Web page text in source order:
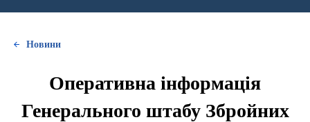
Новини
Оперативна інформація
Генерального штабу Збройних